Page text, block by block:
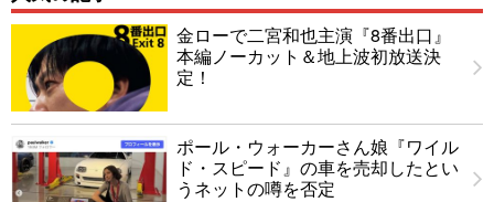
金ローで二宮和也主演『8番出口』
本編ノーカット＆地上波初放送決
定！
ポール・ウォーカーさん娘『ワイル
ド・スピード』の車を売却したとい
うネットの噂を否定